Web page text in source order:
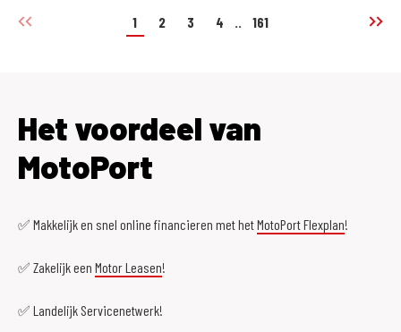
1 2 3 4 .. 161
Het voordeel van
MotoPort
✅ Makkelijk en snel online financieren met hetMotoPort Flexplan!
✅ Zakelijk een Motor Leasen!
✅ Landelijk Servicenetwerk!